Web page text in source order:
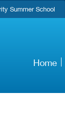
Summer School
Home